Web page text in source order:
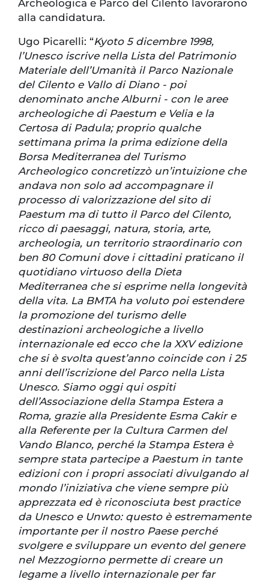
Archeologica e Parco del Cilento lavorarono
alla candidatura.
Ugo Picarelli: “Kyoto 5 dicembre 1998,
l’Unesco iscrive nella Lista del Patrimonio
Materiale dell’Umanità il Parco Nazionale
del Cilento e Vallo di Diano - poi
denominato anche Alburni - con le aree
archeologiche di Paestum e Velia e la
Certosa di Padula; proprio qualche
settimana prima la prima edizione della
Borsa Mediterranea del Turismo
Archeologico concretizzò un’intuizione che
andava non solo ad accompagnare il
processo di valorizzazione del sito di
Paestum ma di tutto il Parco del Cilento,
ricco di paesaggi, natura, storia, arte,
archeologia, un territorio straordinario con
ben 80 Comuni dove i cittadini praticano il
quotidiano virtuoso della Dieta
Mediterranea che si esprime nella longevità
della vita. La BMTA ha voluto poi estendere
la promozione del turismo delle
destinazioni archeologiche a livello
internazionale ed ecco che la XXV edizione
che si è svolta quest’anno coincide con i 25
anni dell’iscrizione del Parco nella Lista
Unesco. Siamo oggi qui ospiti
dell’Associazione della Stampa Estera a
Roma, grazie alla Presidente Esma Cakir e
alla Referente per la Cultura Carmen del
Vando Blanco, perché la Stampa Estera è
sempre stata partecipe a Paestum in tante
edizioni con i propri associati divulgando al
mondo l’iniziativa che viene sempre più
apprezzata ed è riconosciuta best practice
da Unesco e Unwto: questo è estremamente
importante per il nostro Paese perché
svolgere e sviluppare un evento del genere
nel Mezzogiorno permette di creare un
legame a livello internazionale per far